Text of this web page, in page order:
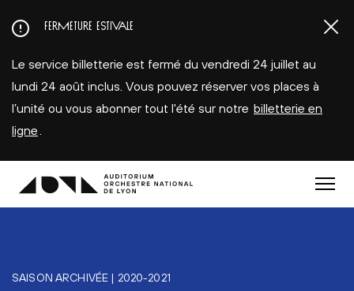
au
principal
FERMETURE ESTIVALE
Le service billetterie est fermé du vendredi 24 juillet au
lundi 24 août inclus. Vous pouvez réserver vos places à
l’unité ou vous abonner tout l'été sur notre billetterie en
ligne
Menu
SAISON ARCHIVÉE | 2020-2021